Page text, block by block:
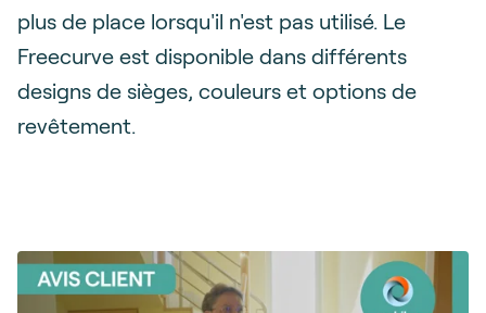
plus de place lorsqu'il n'est pas utilisé. Le
Freecurve est disponible dans différents
designs de sièges, couleurs et options de
revêtement.